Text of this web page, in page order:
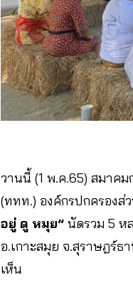
วานนี้ (1 พ.ค.65) สมาคม
(ททท.) องค์กรปกครองส่
อยู่ ดู หมุย” นัดรวม 5 ห
อ.เกาะสมุย จ.สุราษฎร์ธ
เห็น